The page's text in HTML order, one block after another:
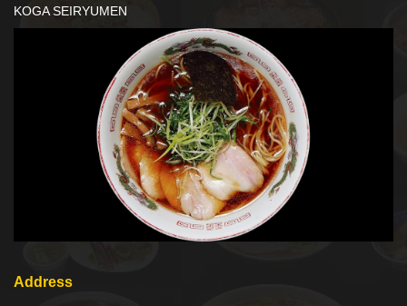
KOGA SEIRYUMEN
Address